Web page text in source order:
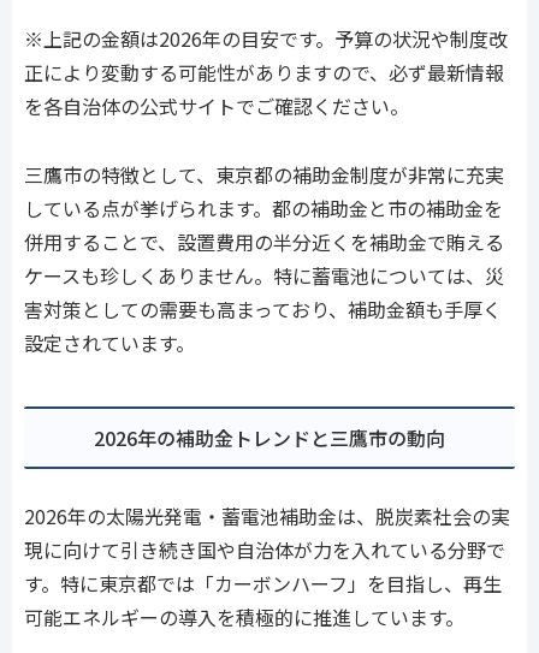
※上記の金額は2026年の目安です。予算の状況や制度改
正により変動する可能性がありますので、必ず最新情報
を各自治体の公式サイトでご確認ください。
三鷹市の特徴として、東京都の補助金制度が非常に充実
している点が挙げられます。都の補助金と市の補助金を
併用することで、設置費用の半分近くを補助金で賄える
ケースも珍しくありません。特に蓄電池については、災
害対策としての需要も高まっており、補助金額も手厚く
設定されています。
2026年の補助金トレンドと三鷹市の動向
2026年の太陽光発電・蓄電池補助金は、脱炭素社会の実
現に向けて引き続き国や自治体が力を入れている分野で
す。特に東京都では「カーボンハーフ」を目指し、再生
可能エネルギーの導入を積極的に推進しています。